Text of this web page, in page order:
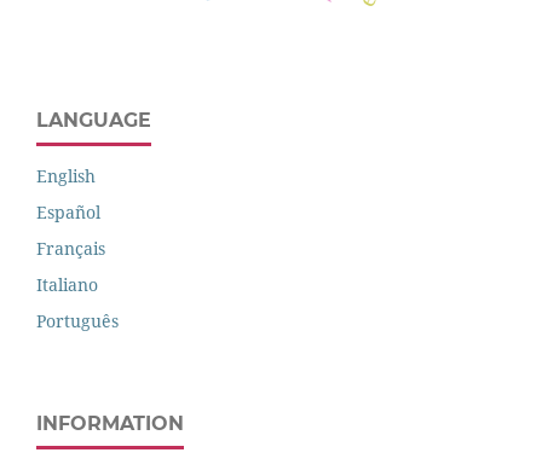
LANGUAGE
English
Español
Français
Italiano
Português
INFORMATION